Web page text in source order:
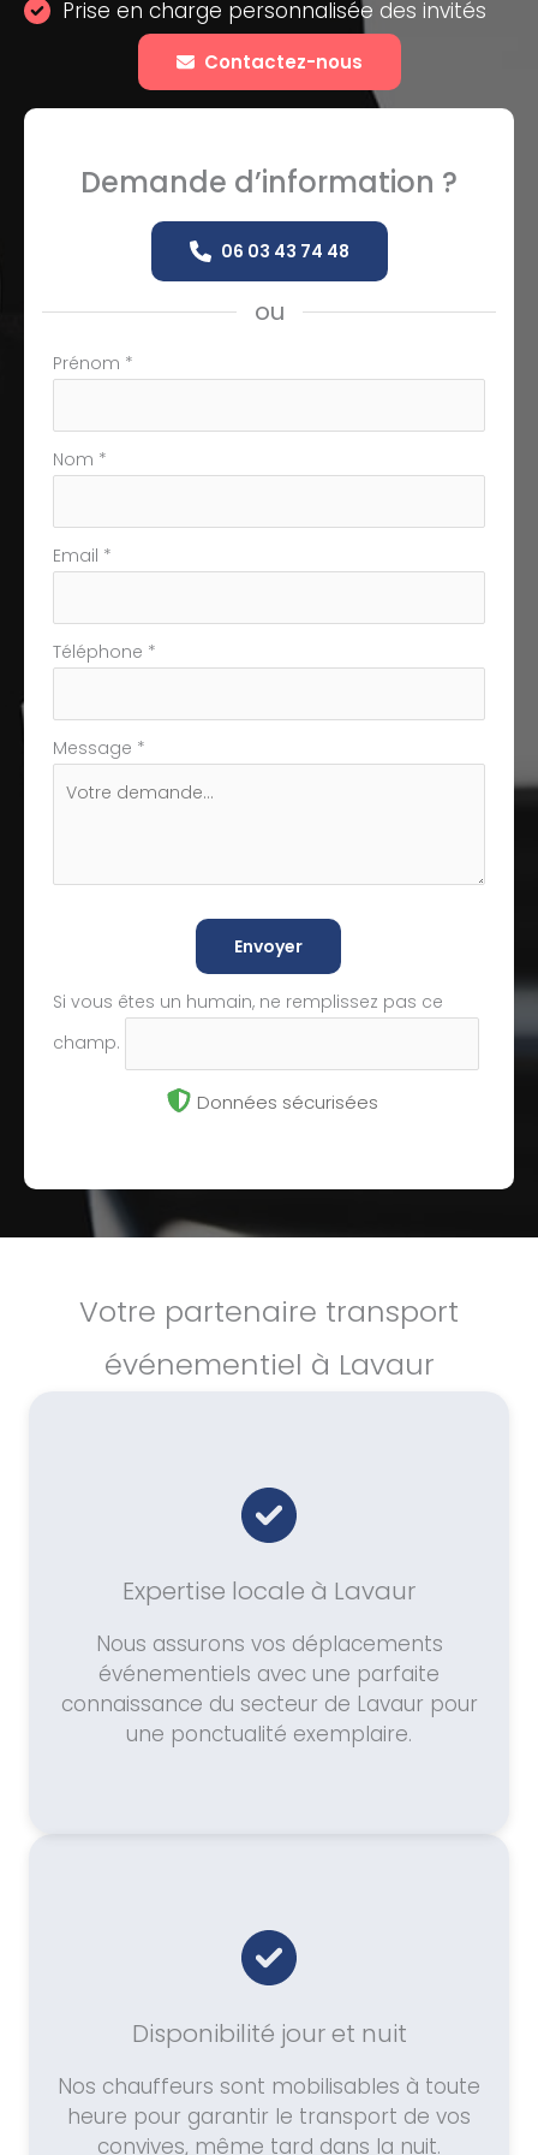
Prise en charge personnalisée des invités
Contactez-nous
Demande d’information ?
06 03 43 74 48
ou
Formulaire
téléphone
Prénom *
Nom *
Email *
Téléphone *
Message *
Envoyer
Si vous êtes un humain, ne remplissez pas ce
champ.
Données sécurisées
Votre partenaire transport
événementiel à Lavaur
Expertise locale à Lavaur
Nous assurons vos déplacements
événementiels avec une parfaite
connaissance du secteur de Lavaur pour
une ponctualité exemplaire.
Disponibilité jour et nuit
Nos chauffeurs sont mobilisables à toute
heure pour garantir le transport de vos
convives, même tard dans la nuit.